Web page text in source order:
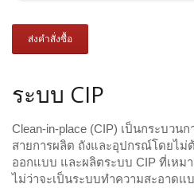
ส่งคำสั่งซื้อ
ระบบ CIP
Clean-in-place (CIP) เป็นกระบวน
สายการผลิต ถังและอุปกรณ์โดยไม่
ออกแบบ และผลิตระบบ CIP ที่เหม
ไม่ว่าจะเป็นระบบทำความสะอาดแ